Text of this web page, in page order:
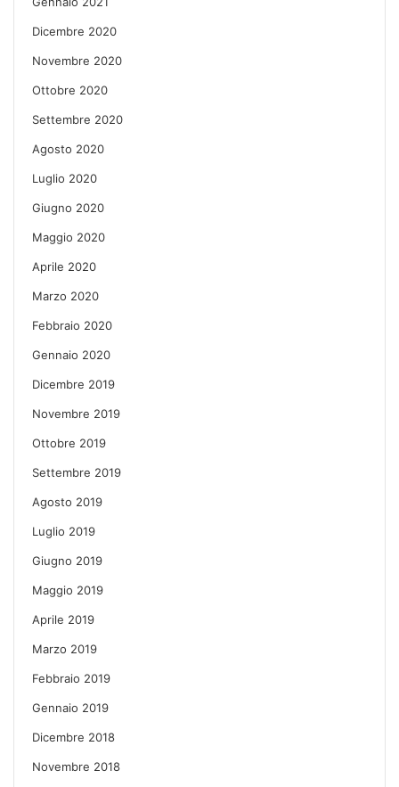
Dicembre 2020
Novembre 2020
Ottobre 2020
Settembre 2020
Agosto 2020
Luglio 2020
Giugno 2020
Maggio 2020
Aprile 2020
Marzo 2020
Febbraio 2020
Gennaio 2020
Dicembre 2019
Novembre 2019
Ottobre 2019
Settembre 2019
Agosto 2019
Luglio 2019
Giugno 2019
Maggio 2019
Aprile 2019
Marzo 2019
Febbraio 2019
Gennaio 2019
Dicembre 2018
Novembre 2018